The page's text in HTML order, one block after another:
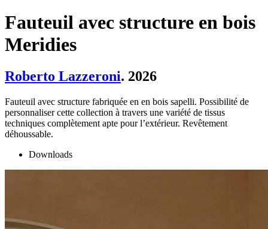
Fauteuil avec structure en bois
Meridies
Roberto Lazzeroni. 2026
Fauteuil avec structure fabriquée en en bois sapelli. Possibilité de
personnaliser cette collection à travers une variété de tissus
techniques complètement apte pour l’extérieur. Revêtement
déhoussable.
Downloads